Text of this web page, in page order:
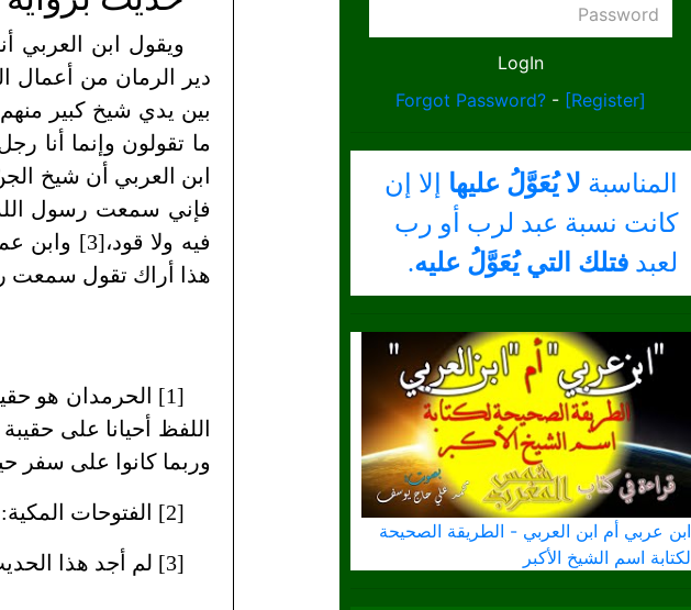
Forgot Password? - [Register]
المناسبة لا يُعَوَّلُ عليها إلا إن
كانت نسبة عبد لرب أو رب
لعبد فتلك التي يُعَوَّلُ عليه.
ابن عربي أم ابن العربي - الطريقة الصحيحة
لكتابة اسم الشيخ الأكبر
ويقول ابن العربي
دير الرمان من أعمال
بين يدي شيخ كبير
ما تقولون وإنما أنا
ابن العربي أن شيخ
فإني سمعت رسول
فيه ولا
هذا أراك تقول سمعت
[1] الحرمدان هو
اللفظ أحيانا على
وربما كانوا على سفر
[2] الفتوحات المكية: ج3ص70.
[3] لم أجد هذا الحديث، وربما كان مختصا بالجن الذين لهم قدرة التحوّل بالصور.